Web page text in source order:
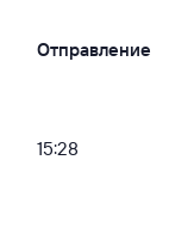
Отправление
15:28